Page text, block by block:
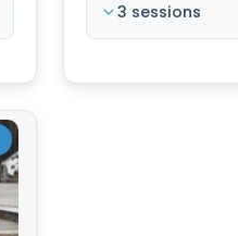
3 sessions